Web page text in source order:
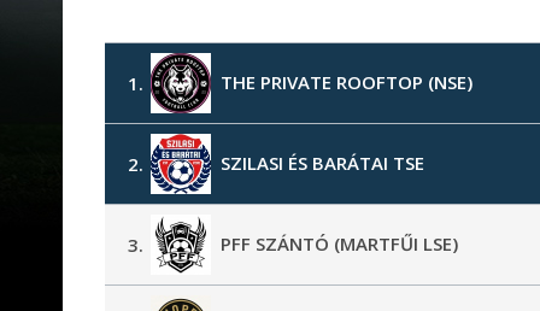
1. THE PRIVATE ROOFTOP (NSE)
2. SZILASI ÉS BARÁTAI TSE
3. PFF SZÁNTÓ (MARTFŰI LSE)